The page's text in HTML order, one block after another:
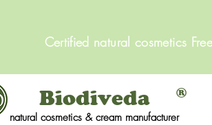
Certified natural cosmetics
Biodiveda
natural cosmetics & cream manufacturer
®